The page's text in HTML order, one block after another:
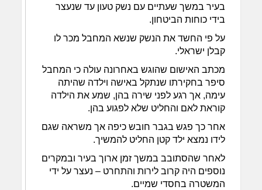
בעיר במשך שעתיים עם נשק טעון עד שנעצר
בידי כוחות הביטחון.
על פי החשד את הנשק שנשא המחבל מכר לו
קבלן ישראלי.
מכתב האישום שהוגש באחרונה עולה כי המחבל
סיפר בחקירתו שנתקל באישה וילדה שהיתה
עימה, אך רגע לפני שירה בהן, שמע את הילדה
קוראת לאם והחליט שלא לפגוע בהן.
אחר כך פגש בגבר חובש כיפה אך משראה שגם
לידו נמצא ילד קטן החליט להמשיך.
לאחר שהסתובב במשך זמן ארוך בעיר ובמקרים
נוספים היה קרוב לירות והתחרט – נעצר על ידי
המשטרה בחסדי שמיים.